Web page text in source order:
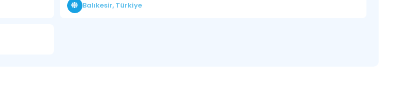
Balıkesir, Türkiye